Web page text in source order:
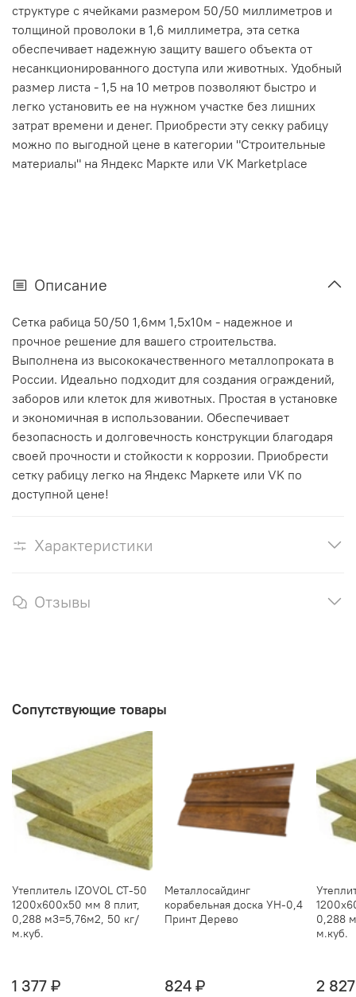
структуре с ячейками размером 50/50 миллиметров и
толщиной проволоки в 1,6 миллиметра, эта сетка
обеспечивает надежную защиту вашего объекта от
несанкционированного доступа или животных. Удобный
размер листа - 1,5 на 10 метров позволяют быстро и
легко установить ее на нужном участке без лишних
затрат времени и денег. Приобрести эту секку рабицу
можно по выгодной цене в категории "Строительные
материалы" на Яндекс Маркте или VK Marketplace
Описание
Сетка рабица 50/50 1,6мм 1,5х10м - надежное и
прочное решение для вашего строительства.
Выполнена из высококачественного металлопроката в
России. Идеально подходит для создания ограждений,
заборов или клеток для животных. Простая в установке
и экономичная в использовании. Обеспечивает
безопасность и долговечность конструкции благодаря
своей прочности и стойкости к коррозии. Приобрести
сетку рабицу легко на Яндекс Маркете или VK по
доступной цене!
Характеристики
Отзывы
Сопутствующие товары
Утеплитель IZOVOL СТ-50
1200х600х50 мм 8 плит,
0,288 м3=5,76м2, 50 кг/
м.куб.
1 377 ₽
Металлосайдинг
корабельная доска УН-0,4
Принт Дерево
824 ₽
0,288
м.куб.
2